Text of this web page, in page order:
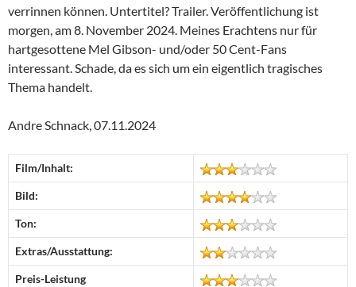
verrinnen können. Untertitel? Trailer. Veröffentlichung ist
morgen, am 8. November 2024. Meines Erachtens nur für
hartgesottene Mel Gibson- und/oder 50 Cent-Fans
interessant. Schade, da es sich um ein eigentlich tragisches
Thema handelt.
Andre Schnack, 07.11.2024
Film/Inhalt:
Bild:
Ton:
Extras/Ausstattung:
Preis-Leistung